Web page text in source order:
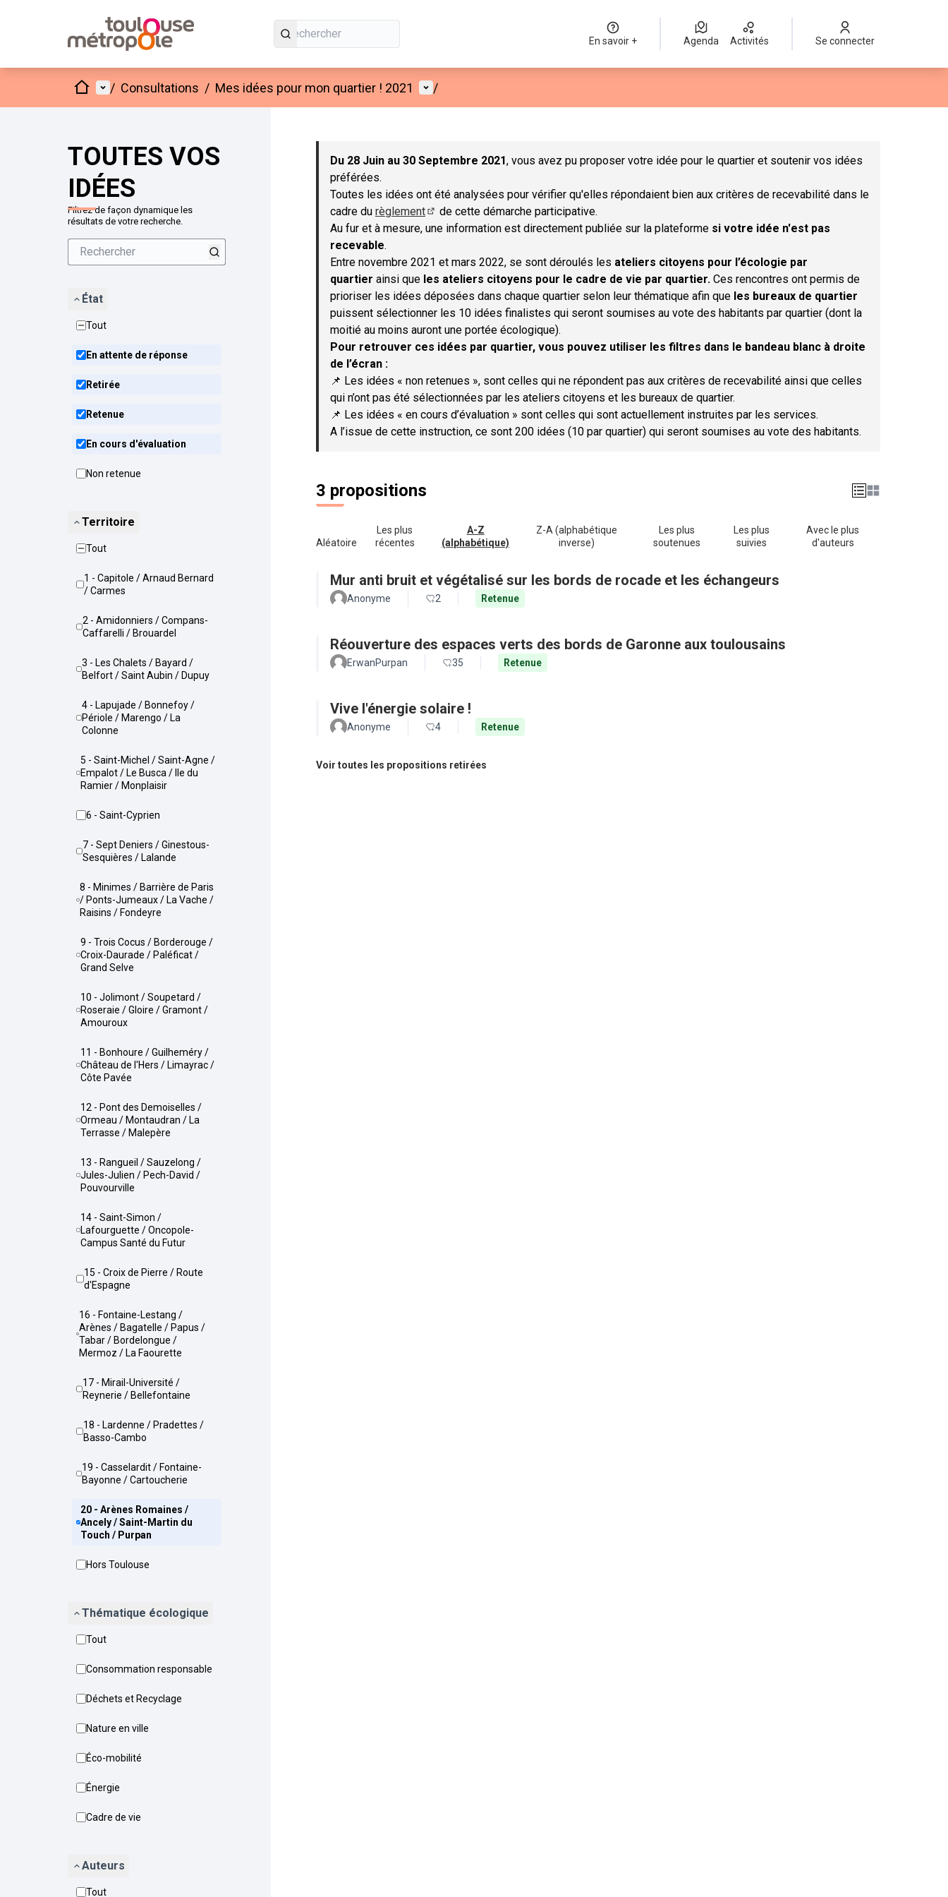
En savoir + Agenda Activités Se connecter
AccueilMenu principal
/ Consultations / Mes idées pour mon quartier ! 2021 Menu utilisateur
/
TOUTES VOS
IDÉES
Filtrez de façon dynamique les
résultats de votre recherche.
État
Tout
En attente de réponse
Retirée
Retenue
En cours d'évaluation
Non retenue
Territoire
Tout
1 - Capitole / Arnaud Bernard
/ Carmes
2 - Amidonniers / Compans-
Caffarelli / Brouardel
3 - Les Chalets / Bayard /
Belfort / Saint Aubin / Dupuy
4 - Lapujade / Bonnefoy /
Périole / Marengo / La
Colonne
5 - Saint-Michel / Saint-Agne /
Empalot / Le Busca / Ile du
Ramier / Monplaisir
6 - Saint-Cyprien
7 - Sept Deniers / Ginestous-
Sesquières / Lalande
8 - Minimes / Barrière de Paris
/ Ponts-Jumeaux / La Vache /
Raisins / Fondeyre
9 - Trois Cocus / Borderouge /
Croix-Daurade / Paléficat /
Grand Selve
10 - Jolimont / Soupetard /
Roseraie / Gloire / Gramont /
Amouroux
11 - Bonhoure / Guilheméry /
Château de l'Hers / Limayrac /
Côte Pavée
12 - Pont des Demoiselles /
Ormeau / Montaudran / La
Terrasse / Malepère
13 - Rangueil / Sauzelong /
Jules-Julien / Pech-David /
Pouvourville
14 - Saint-Simon /
Lafourguette / Oncopole-
Campus Santé du Futur
15 - Croix de Pierre / Route
d'Espagne
16 - Fontaine-Lestang /
Arènes / Bagatelle / Papus /
Tabar / Bordelongue /
Mermoz / La Faourette
17 - Mirail-Université /
Reynerie / Bellefontaine
18 - Lardenne / Pradettes /
Basso-Cambo
19 - Casselardit / Fontaine-
Bayonne / Cartoucherie
20 - Arènes Romaines /
Ancely / Saint-Martin du
Touch / Purpan
Hors Toulouse
Thématique écologique
Tout
Consommation responsable
Déchets et Recyclage
Nature en ville
Éco-mobilité
Énergie
Cadre de vie
Auteurs
Tout
Passer la carte
Du 28 Juin au 30 Septembre 2021, vous avez pu proposer votre idée pour le quartier et soutenir vos idées
préférées.
Toutes les idées ont été analysées pour vérifier qu'elles répondaient bien aux critères de recevabilité dans le
cadre du règlement
(S'ouvre dans un nouvel onglet)
de cette démarche participative.
Au fur et à mesure, une information est directement publiée sur la plateforme si votre idée n'est pas
recevable.
Entre novembre 2021 et mars 2022, se sont déroulés les ateliers citoyens pour l’écologie par
quartier ainsi que les ateliers citoyens pour le cadre de vie par quartier. Ces rencontres ont permis de
prioriser les idées déposées dans chaque quartier selon leur thématique afin que les bureaux de quartier
puissent sélectionner les 10 idées finalistes qui seront soumises au vote des habitants par quartier (dont la
moitié au moins auront une portée écologique).
Pour retrouver ces idées par quartier, vous pouvez utiliser les filtres dans le bandeau blanc à droite
de l’écran :
📌 Les idées « non retenues », sont celles qui ne répondent pas aux critères de recevabilité ainsi que celles
qui n’ont pas été sélectionnées par les ateliers citoyens et les bureaux de quartier.
📌 Les idées « en cours d’évaluation » sont celles qui sont actuellement instruites par les services.
A l’issue de cette instruction, ce sont 200 idées (10 par quartier) qui seront soumises au vote des habitants.
3 propositions
Aléatoire
Les plus
récentes
A-Z
(alphabétique)
Z-A (alphabétique
inverse)
Les plus
soutenues
Les plus
suivies
Avec le plus
d'auteurs
Mur anti bruit et végétalisé sur les bords de rocade et les échangeurs
Anonyme 2 Retenue
Réouverture des espaces verts des bords de Garonne aux toulousains
ErwanPurpan 35 Retenue
Vive l'énergie solaire !
Anonyme 4 Retenue
Voir toutes les propositions retirées